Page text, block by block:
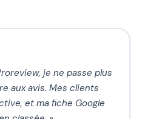
je ne passe plus
aux avis. Mes clients
et ma fiche Google